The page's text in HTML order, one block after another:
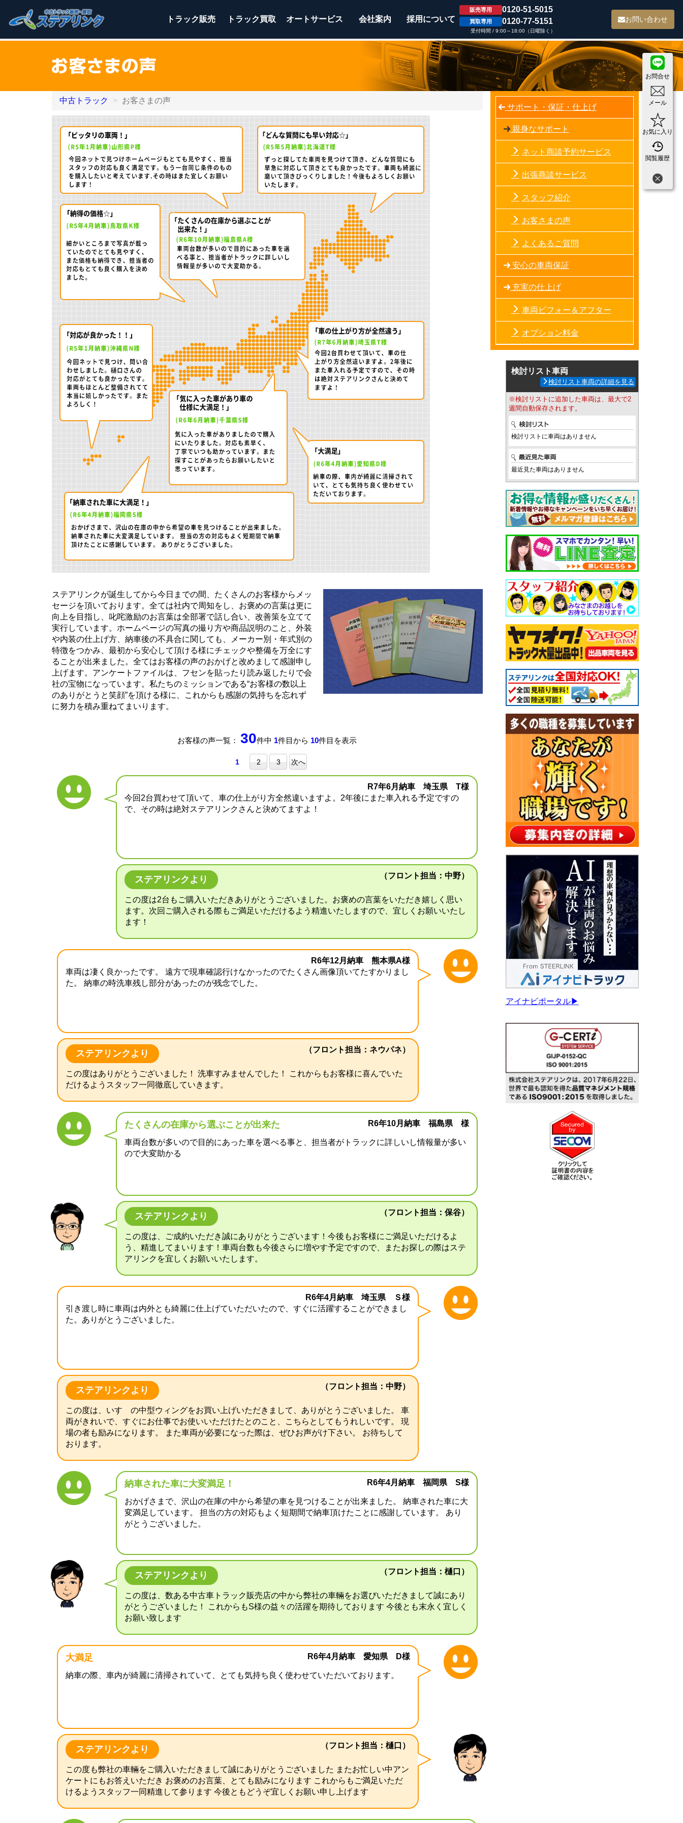
トラック販売 トラック買取 オートサービス 会社案内 採用について
販売専用 0120-51-5015
買取専用 0120-77-5151
受付時間 / 9:00～18:00（日曜除く）
お問い合わせ
お問合せ
メール
お気に入り
閲覧履歴
中古トラック お客さまの声
ステアリンクが誕生してから今日までの間、たくさんのお客様からメッ
セージを頂いております。全ては社内で周知をし、お褒めの言葉は更に
向上を目指し、叱咤激励のお言葉は全部署で話し合い、改善策を立てて
実行しています。ホームページの写真の撮り方や商品説明のこと、外装
や内装の仕上げ方、納車後の不具合に関しても、メーカー別・年式別の
特徴をつかみ、最初から安心して頂ける様にチェックや整備を万全にす
ることが出来ました。全てはお客様の声のおかげと改めまして感謝申し
上げます。アンケートファイルは、フセンを貼ったり読み返したりで会
社の宝物になっています。私たちのミッションである“お客様の数以上
のありがとうと笑顔”を頂ける様に、これからも感謝の気持ちを忘れず
に努力を積み重ねてまいります。
お客様の声一覧：30件中 1件目から 10件目を表示
1 2 3 次へ
R7年6月納車 埼玉県 T様
今回2台買わせて頂いて、車の仕上がり方全然違いますよ。2年後にまた車入れる予定ですの
で、その時は絶対ステアリンクさんと決めてますよ！
ステアリンクより （フロント担当：中野）
この度は2台もご購入いただきありがとうございました。お褒めの言葉をいただき嬉しく思い
ます。次回ご購入される際もご満足いただけるよう精進いたしますので、宜しくお願いいたし
ます！
R6年12月納車 熊本県A様
車両は凄く良かったです。 遠方で現車確認行けなかったのでたくさん画像頂いてたすかりまし
た。 納車の時洗車残し部分があったのが残念でした。
ステアリンクより （フロント担当：ネウパネ）
この度はありがとうございました！ 洗車すみませんでした！ これからもお客様に喜んでいた
だけるようスタッフ一同徹底していきます。
たくさんの在庫から選ぶことが出来た R6年10月納車 福島県 様
車両台数が多いので目的にあった車を選べる事と、担当者がトラックに詳しいし情報量が多い
ので大変助かる
ステアリンクより （フロント担当：保谷）
この度は、ご成約いただき誠にありがとうございます！今後もお客様にご満足いただけるよ
う、精進してまいります！車両台数も今後さらに増やす予定ですので、またお探しの際はステ
アリンクを宜しくお願いいたします。
R6年4月納車 埼玉県 Ｓ様
引き渡し時に車両は内外とも綺麗に仕上げていただいたので、すぐに活躍することができまし
た。ありがとうございました。
ステアリンクより （フロント担当：中野）
この度は、いすゞの中型ウィングをお買い上げいただきまして、ありがとうございました。 車
両がきれいで、すぐにお仕事でお使いいただけたとのこと、こちらとしてもうれしいです。 現
場の者も励みになります。 また車両が必要になった際は、ぜひお声がけ下さい。 お待ちして
おります。
納車された車に大変満足！ R6年4月納車 福岡県 S様
おかげさまで、沢山の在庫の中から希望の車を見つけることが出来ました。 納車された車に大
変満足しています。 担当の方の対応もよく短期間で納車頂けたことに感謝しています。 あり
がとうございました。
ステアリンクより （フロント担当：樋口）
この度は、数ある中古車トラック販売店の中から弊社の車輛をお選びいただきまして誠にあり
がとうございました！ これからもS様の益々の活躍を期待しております 今後とも末永く宜しく
お願い致します
大満足 R6年4月納車 愛知県 D様
納車の際、車内が綺麗に清掃されていて、とても気持ち良く使わせていただいております。
ステアリンクより （フロント担当：樋口）
この度も弊社の車輛をご購入いただきまして誠にありがとうございました またお忙しい中アン
ケートにもお答えいただき お褒めのお言葉、とても励みになります これからもご満足いただ
けるようスタッフ一同精進して参ります 今後ともどうぞ宜しくお願い申し上げます
サポート・保証・仕上げ
親身なサポート
ネット商談予約サービス
出張商談サービス
スタッフ紹介
お客さまの声
よくあるご質問
安心の車両保証
充実の仕上げ
車両ビフォー＆アフター
オプション料金
検討リスト車両
検討リスト車両の詳細を見る
※検討リストに追加した車両は、最大で2
週間自動保存されます。
検討リストに車両はありません
最近見た車両はありません
アイナビポータル▶